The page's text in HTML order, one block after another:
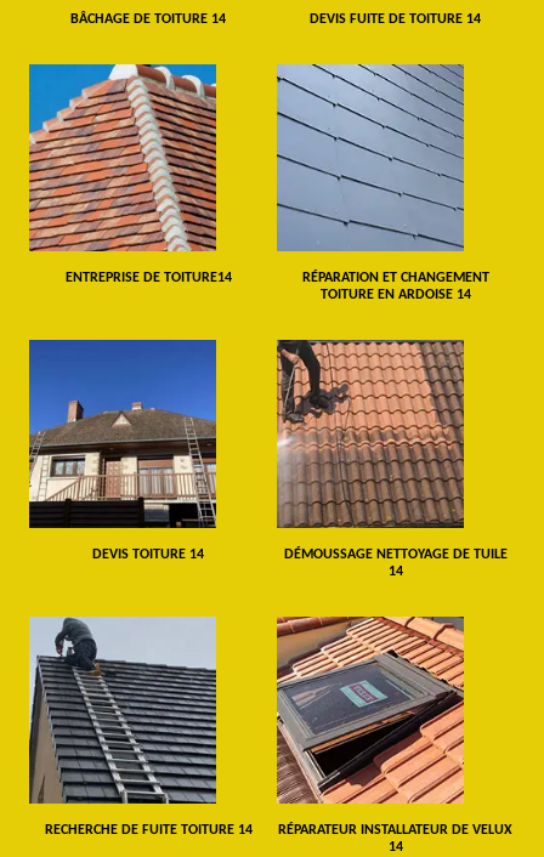
BÂCHAGE DE TOITURE 14 DEVIS FUITE DE TOITURE 14
ENTREPRISE DE TOITURE14
RÉPARATION ET CHANGEMENT
TOITURE EN ARDOISE 14
DEVIS TOITURE 14
DÉMOUSSAGE NETTOYAGE DE TUILE
14
RECHERCHE DE FUITE TOITURE 14
RÉPARATEUR INSTALLATEUR DE VELUX
14